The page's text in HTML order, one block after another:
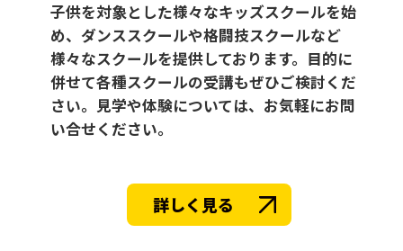
子供を対象とした様々なキッズスクールを始
め、ダンススクールや格闘技スクールなど
様々なスクールを提供しております。目的に
併せて各種スクールの受講もぜひご検討くだ
さい。見学や体験については、お気軽にお問
い合せください。
詳しく見る